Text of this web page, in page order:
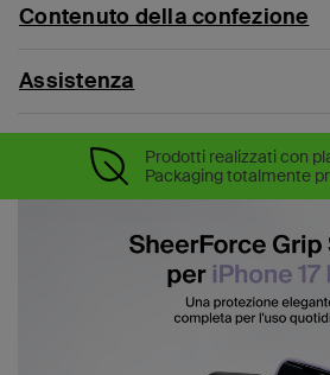
Contenuto della confezione
Assistenza
Prodotti realizzati con
Packaging totalmente